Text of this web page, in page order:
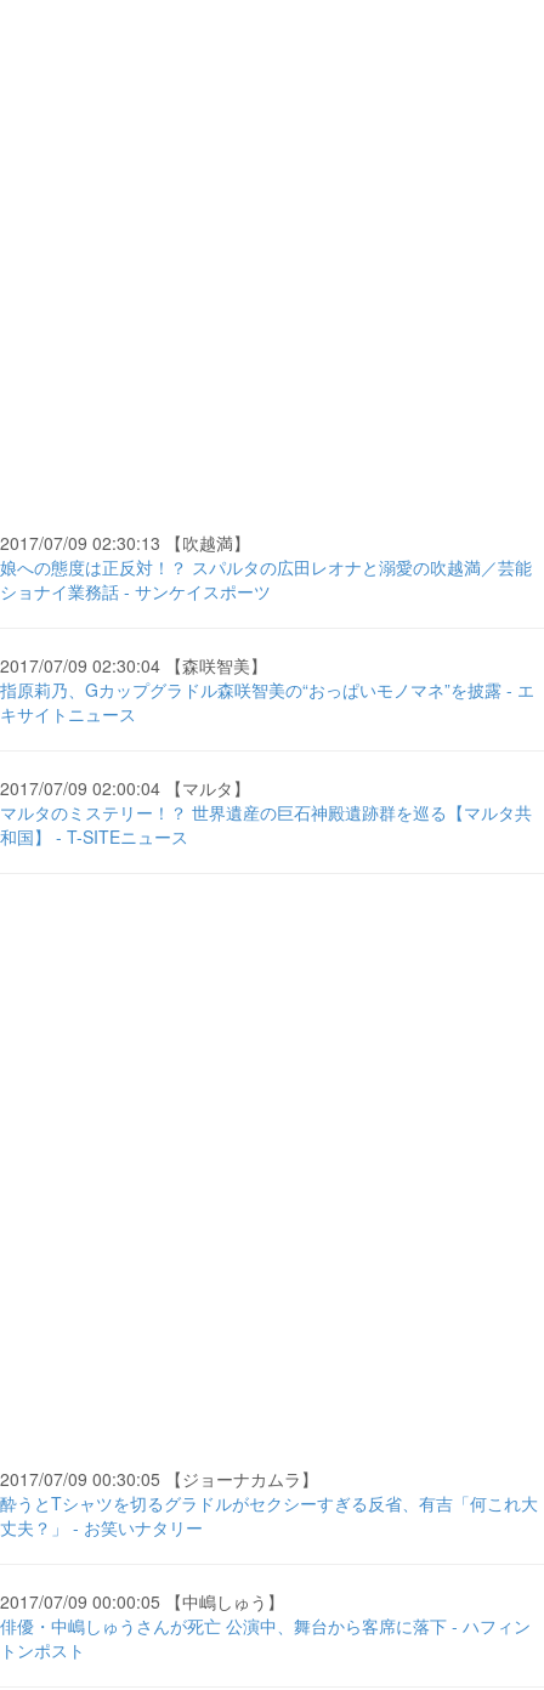
2017/07/09 02:30:13 【吹越満】
娘への態度は正反対！？ スパルタの広田レオナと溺愛の吹越満／芸能
ショナイ業務話 - サンケイスポーツ
2017/07/09 02:30:04 【森咲智美】
指原莉乃、Gカップグラドル森咲智美の“おっぱいモノマネ”を披露 - エ
キサイトニュース
2017/07/09 02:00:04 【マルタ】
マルタのミステリー！？ 世界遺産の巨石神殿遺跡群を巡る【マルタ共
和国】 - T-SITEニュース
2017/07/09 00:30:05 【ジョーナカムラ】
酔うとTシャツを切るグラドルがセクシーすぎる反省、有吉「何これ大
丈夫？」 - お笑いナタリー
2017/07/09 00:00:05 【中嶋しゅう】
俳優・中嶋しゅうさんが死亡 公演中、舞台から客席に落下 - ハフィン
トンポスト